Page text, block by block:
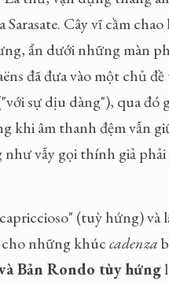
Cây vĩ cầm
ẩn dưới những màn
đã đưa vào một chủ
sự dịu dàng"), qua đó
khi âm thanh đệm vẫn
vẫy gọi thính giả
(tuỳ hứng) và
những khúccadenza
Bản Rondo tùy hứng